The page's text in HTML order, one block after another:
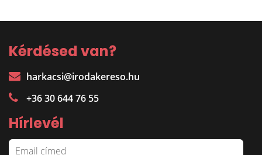
Kérdésed van?
harkacsi@irodakereso.hu
+36 30 644 76 55
Hírlevél